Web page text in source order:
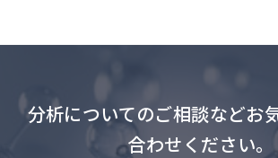
分析についてのご相談などお
合わせください。